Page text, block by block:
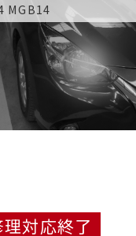
ク
株
式
会
社
ュ
MGB14
対応終了
株
社
サ
イ
ト